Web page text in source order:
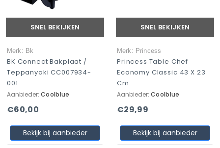
SNEL BEKIJKEN
Merk: Bk
BK Connect Bakplaat /
Teppanyaki CC007934-
001
Aanbieder: Coolblue
€60,00
Bekijk bij aanbieder
SNEL BEKIJKEN
Merk: Princess
Princess Table Chef
Economy Classic 43 X 23
Cm
Aanbieder: Coolblue
€29,99
Bekijk bij aanbieder